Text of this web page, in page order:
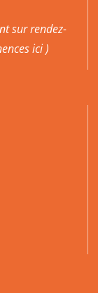
sur rendez-
ici )